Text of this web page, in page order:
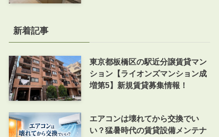
新着記事
東京都板橋区の駅近分譲賃貸マン
ション【ライオンズマンション成
増第5】新規賃貸募集情報！
エアコンは壊れてから交換でい
い？猛暑時代の賃貸設備メンテナ